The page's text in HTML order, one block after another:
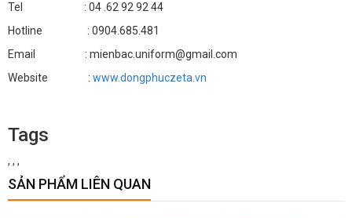
Tel : 04 .62 92 92 44
Hotline : 0904.685.481
Email : mienbac.uniform@gmail.com
Website : www.dongphuczeta.vn
Tags
, , ,
SẢN PHẨM LIÊN QUAN